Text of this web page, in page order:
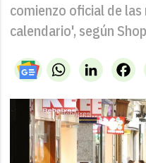
comienzo oficial de
calendario', según
WhatsAppLinkedIn